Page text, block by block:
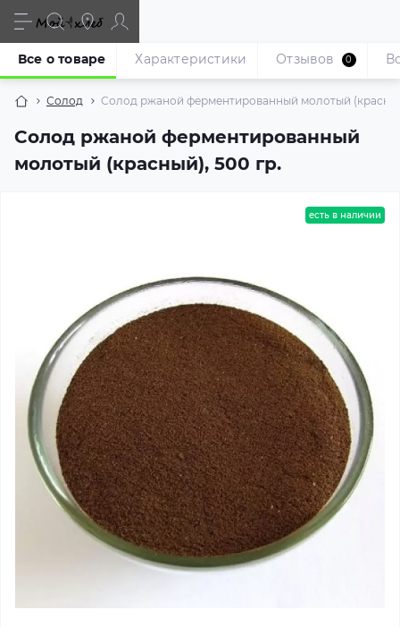
Солод Солод ржаной ферментированный молотый
Солод ржаной ферментированный
молотый (красный), 500 гр.
Все о товаре Характеристики Отзывов 0
есть в наличии